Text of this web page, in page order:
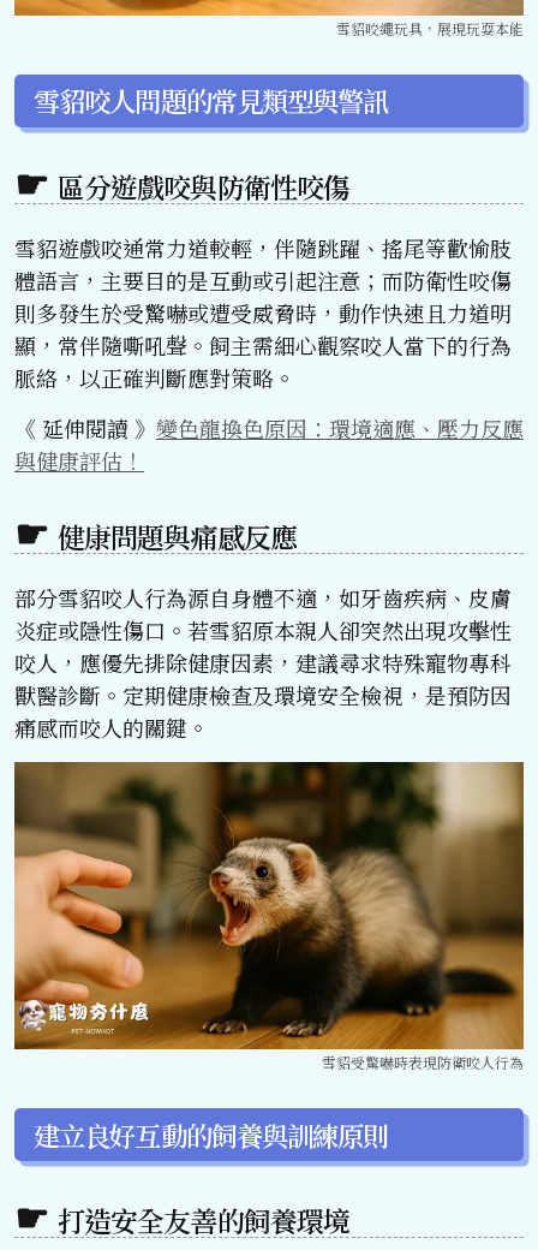
雪貂咬繩玩具，展現玩耍本能
雪貂咬人問題的常見類型與警訊
區分遊戲咬與防衛性咬傷
雪貂遊戲咬通常力道較輕，伴隨跳躍、搖尾等歡愉肢
體語言，主要目的是互動或引起注意；而防衛性咬傷
則多發生於受驚嚇或遭受威脅時，動作快速且力道明
顯，常伴隨嘶吼聲。飼主需細心觀察咬人當下的行為
脈絡，以正確判斷應對策略。
《 延伸閱讀 》 變色龍換色原因：環境適應、壓力反應
與健康評估！
健康問題與痛感反應
部分雪貂咬人行為源自身體不適，如牙齒疾病、皮膚
炎症或隱性傷口。若雪貂原本親人卻突然出現攻擊性
咬人，應優先排除健康因素，建議尋求特殊寵物專科
獸醫診斷。定期健康檢查及環境安全檢視，是預防因
痛感而咬人的關鍵。
雪貂受驚嚇時表現防衛咬人行為
建立良好互動的飼養與訓練原則
打造安全友善的飼養環境